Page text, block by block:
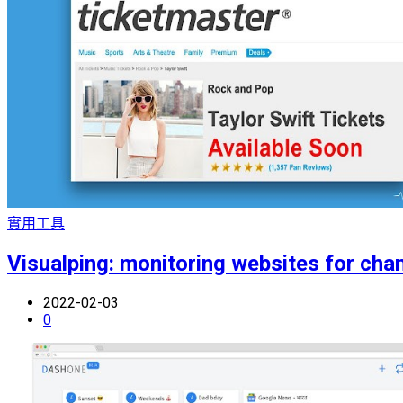
實用工具
Visualping: monitoring websites for
2022-02-03
0